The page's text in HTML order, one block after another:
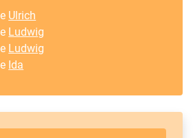
Ulrich
Ludwig
Ludwig
Ida